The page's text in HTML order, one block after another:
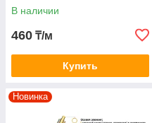
В наличии
460 ₸/м
Купить
Новинка